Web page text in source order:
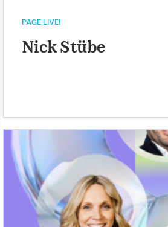
PAGE LIVE!
Nick Stübe